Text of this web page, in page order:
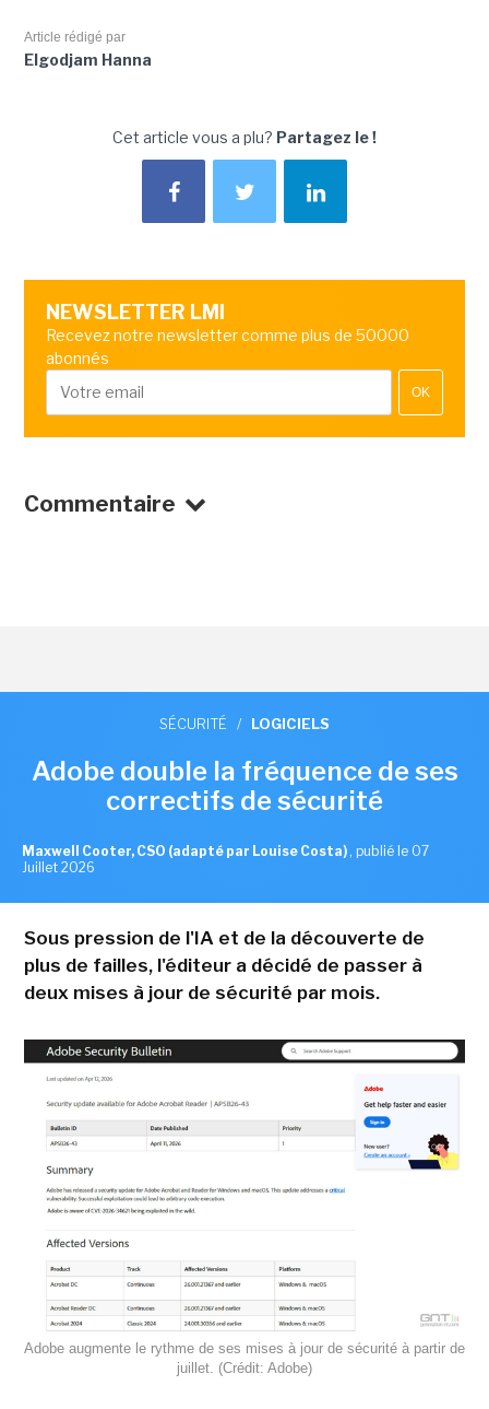
Article rédigé par
Elgodjam Hanna
Cet article vous a plu? Partagez le !
NEWSLETTER LMI
Recevez notre newsletter comme plus de 50000
abonnés
OK
Commentaire
SÉCURITÉ / LOGICIELS
Adobe double la fréquence de ses
correctifs de sécurité
Maxwell Cooter, CSO (adapté par Louise Costa) , publié le 07
Juillet 2026
Sous pression de l'IA et de la découverte de
plus de failles, l'éditeur a décidé de passer à
deux mises à jour de sécurité par mois.
Adobe augmente le rythme de ses mises à jour de sécurité à partir de
juillet. (Crédit: Adobe)